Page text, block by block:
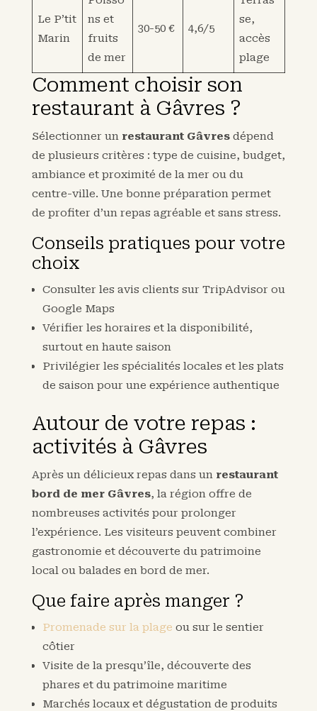
Le P’tit
Marin
ns et
fruits
de mer
30-50 € 4,6/5
se,
accès
plage
Comment choisir son
restaurant à Gâvres ?
Sélectionner un restaurant Gâvresdépend
de plusieurs critères : type de cuisine, budget,
ambiance et proximité de la mer ou du
centre-ville. Une bonne préparation permet
de profiter d’un repas agréable et sans stress.
Conseils pratiques pour votre
choix
Consulter les avis clients sur TripAdvisor ou
Google Maps
Vérifier les horaires et la disponibilité,
surtout en haute saison
Privilégier les spécialités locales et les plats
de saison pour une expérience authentique
Autour de votre repas :
activités à Gâvres
Après un délicieux repas dans un restaurant
bord de mer Gâvres, la région offre de
nombreuses activités pour prolonger
l’expérience. Les visiteurs peuvent combiner
gastronomie et découverte du patrimoine
local ou balades en bord de mer.
Que faire après manger ?
Promenade sur la plage ou sur le sentier
côtier
Visite de la presqu’île, découverte des
phares et du patrimoine maritime
Marchés locaux et dégustation de produits